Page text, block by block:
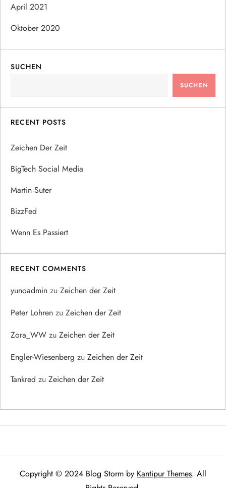
April 2021
Oktober 2020
SUCHEN
SUCHEN
RECENT POSTS
Zeichen Der Zeit
BigTech Social Media
Martin Suter
BizzFed
Wenn Es Passiert
RECENT COMMENTS
yunoadmin zu Zeichen der Zeit
Peter Lohren zu Zeichen der Zeit
Zora_WW zu Zeichen der Zeit
Engler-Wiesenberg zu Zeichen der Zeit
Tankred zu Zeichen der Zeit
Copyright © 2024 Blog Storm by Kantipur Themes. All